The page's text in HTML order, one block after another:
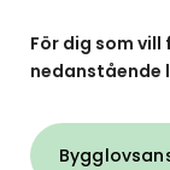
För dig som
nedanstående